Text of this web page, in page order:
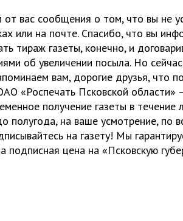
вас сообщения о том, что вы не
или на почте. Спасибо, что вы
тираж газеты, конечно, и
об увеличении посыла. Но
вам, дорогие друзья, что
«Роспечать Псковской области»
получение газеты в течение
полугода, на ваше усмотрение, по
на газету! Мы
подписная цена на «Псковскую